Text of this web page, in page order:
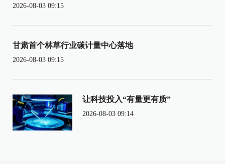
2026-08-03 09:15
甘肃首个林草行业碳计量中心落地
2026-08-03 09:15
让科技投入“有量更有质”
2026-08-03 09:14